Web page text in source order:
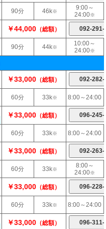
90分 46k※
9:00～
24:00※
￥44,000 （総額）
90分 44k※
10:00～
24:00※
￥33,000 （総額）
60分 33k※ 8:00～24:00
￥33,000 （総額）
60分 33k※ 8:00～24:00
￥33,000 （総額）
60分 33k※
8:00～
24:00※
￥33,000 （総額）
60分 33k※ 8:00～24:00
￥33,000 （総額）